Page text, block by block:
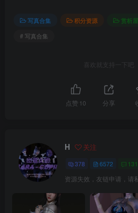
写真合集 积分资源
赏析屋
# 写真合集
喜欢就支持一下吧
点赞 10 分享
H 关注
378 6572 131
资源失效，友链申请，请